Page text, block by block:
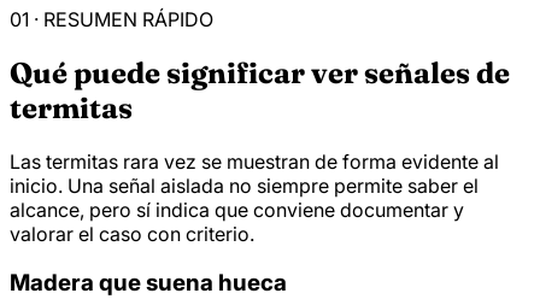
01 · RESUMEN RÁPIDO
Qué puede significar ver señales de
termitas
Las termitas rara vez se muestran de forma evidente al
inicio. Una señal aislada no siempre permite saber el
alcance, pero sí indica que conviene documentar y
valorar el caso con criterio.
Madera que suena hueca